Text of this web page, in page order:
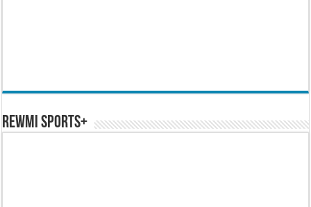
REWMI SPORTS+